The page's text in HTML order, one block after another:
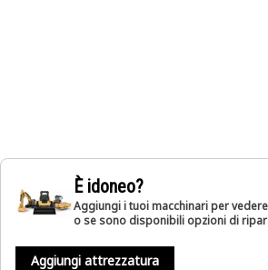
È idoneo?
Aggiungi i tuoi macchinari per
o se sono disponibili opzioni di
Aggiungi attrezzatura